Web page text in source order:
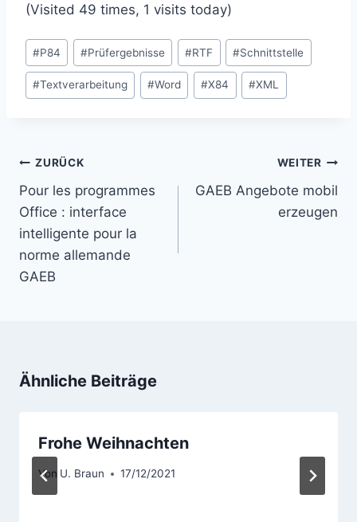
(Visited 49 times, 1 visits today)
Schlagworte:
#P84 #Prüfergebnisse #RTF #Schnittstelle
#Textverarbeitung #Word #X84 #XML
Beitragsnavigation
ZURÜCK
Pour les programmes
Office : interface
intelligente pour la
norme allemande
GAEB
WEITER
GAEB Angebote mobil
erzeugen
Ähnliche Beiträge
Frohe Weihnachten
Von U. Braun 17/12/2021